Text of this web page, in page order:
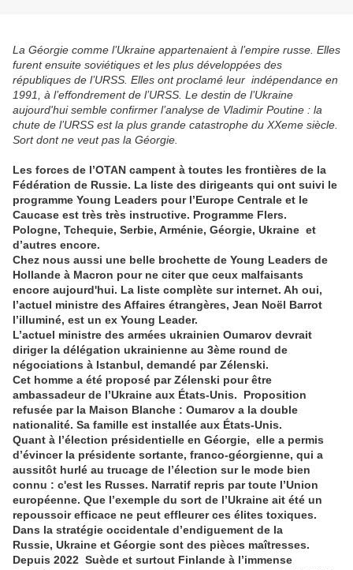
La Géorgie comme l’Ukraine appartenaient à l’empire russe. Elles
furent ensuite soviétiques et les plus développées des
républiques de l’URSS. Elles ont proclamé leur indépendance en
1991, à l’effondrement de l’URSS. Le destin de l’Ukraine
aujourd'hui semble confirmer l’analyse de Vladimir Poutine : la
chute de l’URSS est la plus grande catastrophe du XXeme siècle.
Sort dont ne veut pas la Géorgie.
Les forces de l’OTAN campent à toutes les frontières de la
Fédération de Russie. La liste des dirigeants qui ont suivi le
programme Young Leaders pour l’Europe Centrale et le
Caucase est très très instructive. Programme Flers.
Pologne, Tchequie, Serbie, Arménie, Géorgie, Ukraine et
d’autres encore.
Chez nous aussi une belle brochette de Young Leaders de
Hollande à Macron pour ne citer que ceux malfaisants
encore aujourd'hui. La liste complète sur internet. Ah oui,
l’actuel ministre des Affaires étrangères, Jean Noël Barrot
l’illuminé, est un ex Young Leader.
L’actuel ministre des armées ukrainien Oumarov devrait
diriger la délégation ukrainienne au 3ème round de
négociations à Istanbul, demandé par Zélenski.
Cet homme a été proposé par Zélenski pour être
ambassadeur de l’Ukraine aux États-Unis. Proposition
refusée par la Maison Blanche : Oumarov a la double
nationalité. Sa famille est installée aux États-Unis.
Quant à l’élection présidentielle en Géorgie, elle a permis
d’évincer la présidente sortante, franco-géorgienne, qui a
aussitôt hurlé au trucage de l’élection sur le mode bien
connu : c'est les Russes. Narratif repris par toute l’Union
européenne. Que l’exemple du sort de l’Ukraine ait été un
repoussoir efficace ne peut effleurer ces élites toxiques.
Dans la stratégie occidentale d’endiguement de la
Russie, Ukraine et Géorgie sont des pièces maîtresses.
Depuis 2022 Suède et surtout Finlande à l’immense